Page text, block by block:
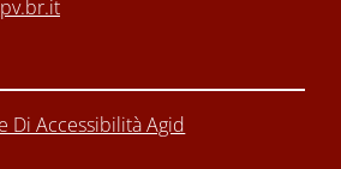
Di Accessibilità Agid